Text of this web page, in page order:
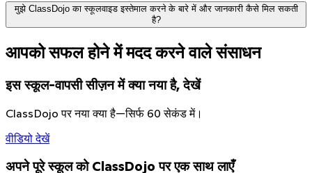
यहाँ और जानें
कोई विज्ञापनदाता या मार्केटर नहीं। ClassDojo पर साझा की गई कोई भी
चीज़ कभी भी तृतीय पक्ष के साथ साझा नहीं की जाएगी।
हम अपने सिस्टम्स को कठोर, निष्पक्ष जाँच के लिए स्वतंत्र सुरक्षा
शोधकर्ताओं के साथ परखते हैं।
हमारा प्राइवेसी सेंटर हमारी सभी प्रथाओं को स्पष्ट और सरल तरीके से
समझाता है। यदि हम अपनी प्रथाओं में कोई बदलाव करते हैं तो हम किसी
भी ClassDojo अकाउंट धारक को सूचित करेंगे।
मुझे ClassDojo का स्कूलवाइड इस्तेमाल करने के बारे में और जानकारी कैसे मिल सकती
है?
आपको सफल होने में मदद करने वाले संसाधन
इस स्कूल-वापसी सीज़न में क्या नया है, देखें
ClassDojo पर नया क्या है—सिर्फ 60 सेकंड में।
वीडियो देखें
अपने पूरे स्कूल को ClassDojo पर एक साथ लाएँ